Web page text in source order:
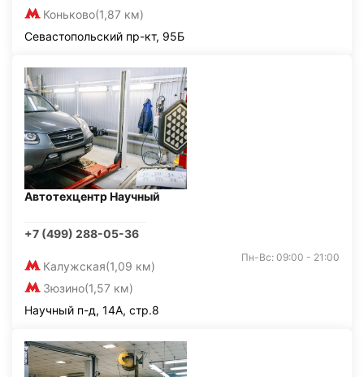
Коньково(1,87 км)
Севастопольский пр-кт, 95Б
Автотехцентр Научный
+7 (499) 288-05-36
Калужская(1,09 км)
Зюзино(1,57 км)
Пн-Вс: 09:00 - 21:00
Научный п-д, 14А, стр.8